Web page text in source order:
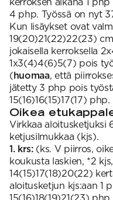
4 php. Työssä on nyt
Kun lisäykset ovat
19(20)21(22)22(23)
jokaisella kerroksella
1x3(4)4(6)5(7) pois
(huomaa, että
jätetty 3 php pois
15(16)16(15)17(17)
Oikea
Virkkaa aloitusketjuksi
ketjusilmukkaa (kjs).
1. krs: (ks. V piirros,
koukusta laskien, *2
14(15)17(18)20(22)
aloitusketjun kjs:aan 1